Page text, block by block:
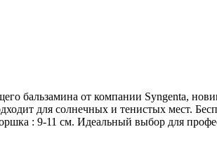
бальзамина от компании Syngenta,
для солнечных и тенистых мест.
: 9-11 см. Идеальный выбор для